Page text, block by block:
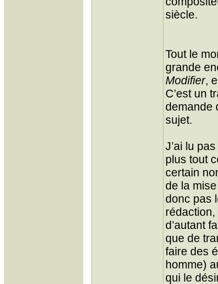
siècle.
Tout le
grande
Modifier,
C’est un
demande
sujet.
J’ai lu
plus tout
certain
de la
donc pas
d’autant
que de
faire des
homme)
qui le